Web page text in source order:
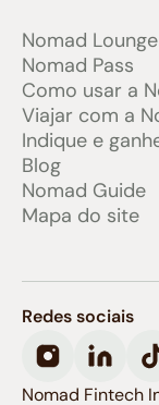
Nomad Lounge
Nomad Pass
Como usar a
Viajar com a
Indique e
Blog
Nomad Guide
Mapa do site
Redes sociais
Nomad Fintech